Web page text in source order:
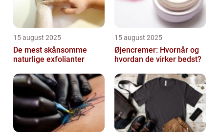
15 august 2025
De mest skånsomme
naturlige exfolianter
15 august 2025
Øjencremer: Hvornår og
hvordan de virker bedst?